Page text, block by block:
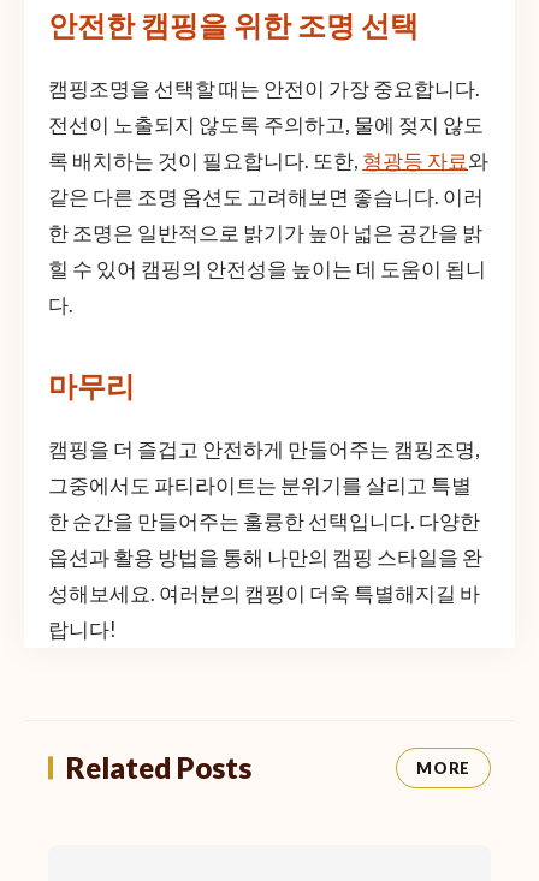
안전한 캠핑을 위한 조명 선택
캠핑조명을 선택할 때는 안전이 가장 중요합니다.
전선이 노출되지 않도록 주의하고, 물에 젖지 않도
록 배치하는 것이 필요합니다. 또한, 형광등 자료와
같은 다른 조명 옵션도 고려해보면 좋습니다. 이러
한 조명은 일반적으로 밝기가 높아 넓은 공간을 밝
힐 수 있어 캠핑의 안전성을 높이는 데 도움이 됩니
다.
마무리
캠핑을 더 즐겁고 안전하게 만들어주는 캠핑조명,
그중에서도 파티라이트는 분위기를 살리고 특별
한 순간을 만들어주는 훌륭한 선택입니다. 다양한
옵션과 활용 방법을 통해 나만의 캠핑 스타일을 완
성해보세요. 여러분의 캠핑이 더욱 특별해지길 바
랍니다!
Related Posts MORE